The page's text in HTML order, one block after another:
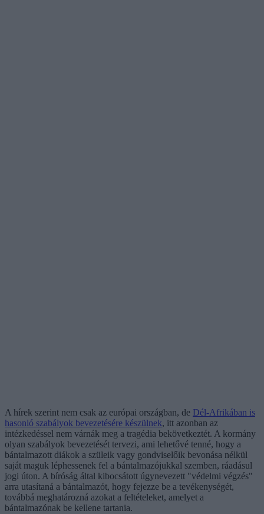
A hírek szerint nem csak az európai országban, de Dél-Afrikában is
hasonló szabályok bevezetésére készülnek, itt azonban az
intézkedéssel nem várnák meg a tragédia bekövetkeztét. A kormány
olyan szabályok bevezetését tervezi, ami lehetővé tenné, hogy a
bántalmazott diákok a szüleik vagy gondviselőik bevonása nélkül
saját maguk léphessenek fel a bántalmazójukkal szemben, ráadásul
jogi úton. A bíróság által kibocsátott úgynevezett "védelmi végzés"
arra utasítaná a bántalmazót, hogy fejezze be a tevékenységét,
továbbá meghatározná azokat a feltételeket, amelyet a
bántalmazónak be kellene tartania.